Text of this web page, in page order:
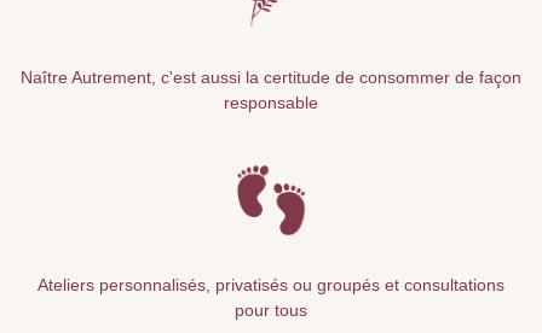
Naître Autrement, c'est aussi la certitude de consommer de façon
responsable
Ateliers personnalisés, privatisés ou groupés et consultations
pour tous